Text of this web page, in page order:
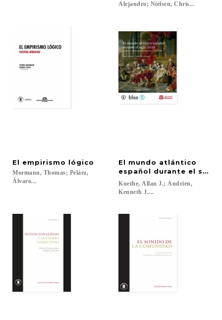
Alejandro; Nielsen, Chris...
El empirismo lógico
Mormann, Thomas; Peláez,
Álvaro...
El mundo atlántico
español durante el siglo
Kuethe, Allan J.; Andrien,
Kenneth J....